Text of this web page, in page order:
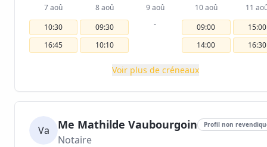
7 aoû
10:30
16:45
8 aoû
09:30
10:10
9 aoû
-
10 aoû
09:00
14:00
11
15:00
16:30
Voir plus de créneaux
Va Me Mathilde Vaubourgoin Profil non
Notaire